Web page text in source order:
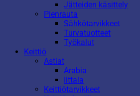
Jätteiden käsittely
Pienrauta
Sähkötarvikkeet
Turvatuotteet
Työkalut
Keittiö
Astiat
Arabia
Iittala
Keittiötarvikkeet